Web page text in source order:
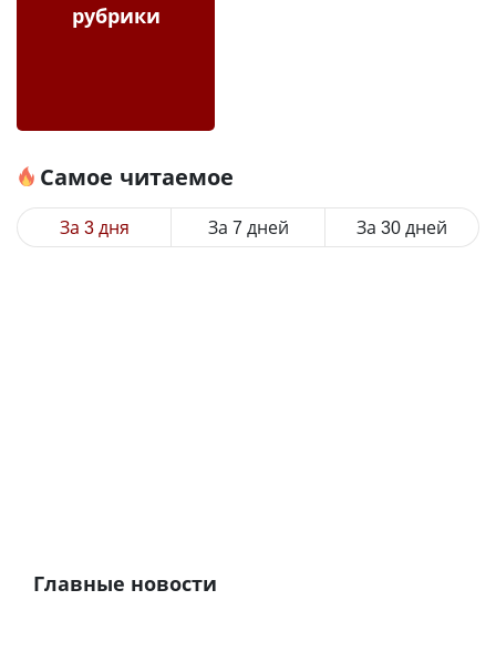
рубрики
Самое читаемое
За 3 дня За 7 дней За 30 дней
Главные новости